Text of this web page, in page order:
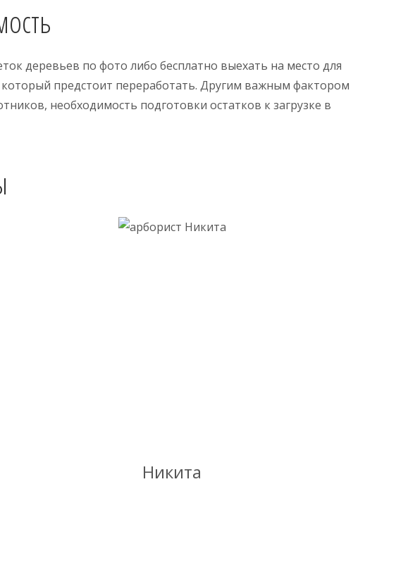
деревьев по фото либо бесплатно выехать на место для
предстоит переработать. Другим важным фактором
необходимость подготовки остатков к загрузке в
Никита